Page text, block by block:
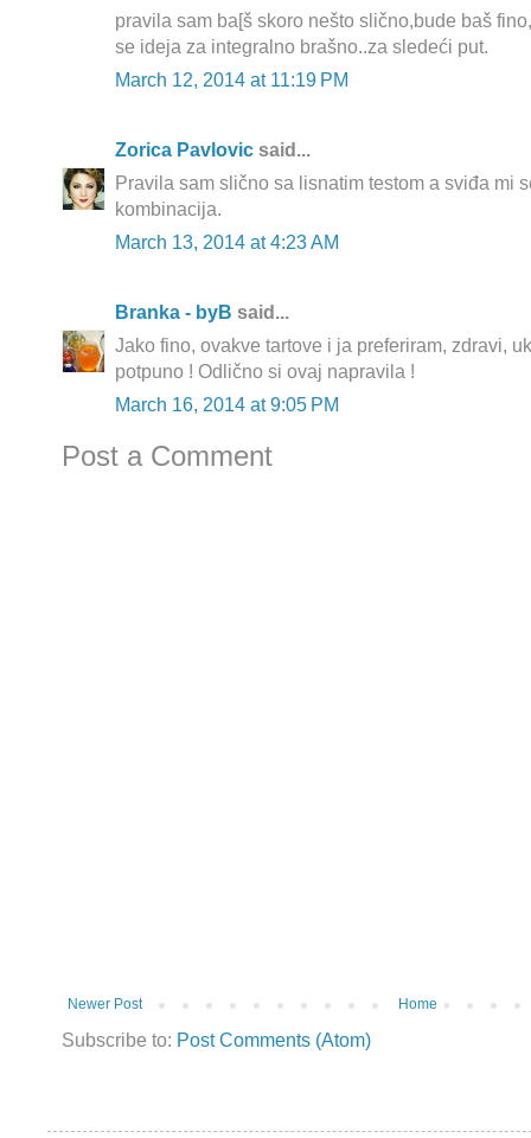
pravila sam ba[š skoro nešto slično,bude baš
se ideja za integralno brašno..za sledeći put.
March 12, 2014 at 11:19 PM
Zorica Pavlovic said...
Pravila sam slično sa lisnatim testom a sviđa mi
kombinacija.
March 13, 2014 at 4:23 AM
Branka - byB said...
Jako fino, ovakve tartove i ja preferiram, zdravi,
potpuno ! Odlično si ovaj napravila !
March 16, 2014 at 9:05 PM
Post a Comment
Newer Post Home
Subscribe to: Post Comments (Atom)